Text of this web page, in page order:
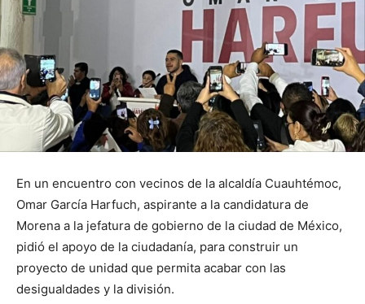
En un encuentro con vecinos de la alcaldía Cuauhtémoc,
Omar García Harfuch, aspirante a la candidatura de
Morena a la jefatura de gobierno de la ciudad de México,
pidió el apoyo de la ciudadanía, para construir un
proyecto de unidad que permita acabar con las
desigualdades y la división.